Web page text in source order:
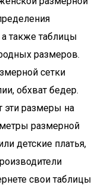
также таблицы
размеров.
сетки
обхват бедер.
эти размеры на
размерной
детские платья,
свои таблицы